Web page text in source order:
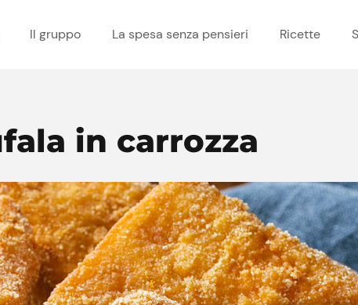
Il gruppo La spesa senza pensieri Ricette
in carrozza